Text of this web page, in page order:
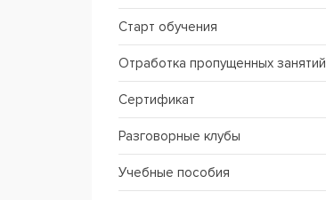
Старт обучения
Отработка пропущенных занятий
Сертификат
Разговорные клубы
Учебные пособия